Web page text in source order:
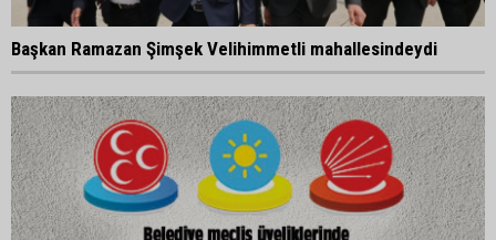
Başkan Ramazan Şimşek Velihimmetli mahallesindeydi